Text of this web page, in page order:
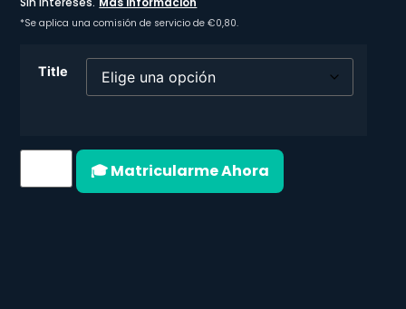
Title
🎓 Matricularme Ahora